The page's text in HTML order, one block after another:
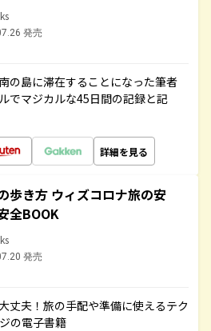
発売
の島に滞在することになった筆者
でマジカルな45日間の記録と記
詳細を見る
歩き方 ウィズコロナ旅の安
全BOOK
発売
丈夫！旅の手配や準備に使えるテク
の電子書籍